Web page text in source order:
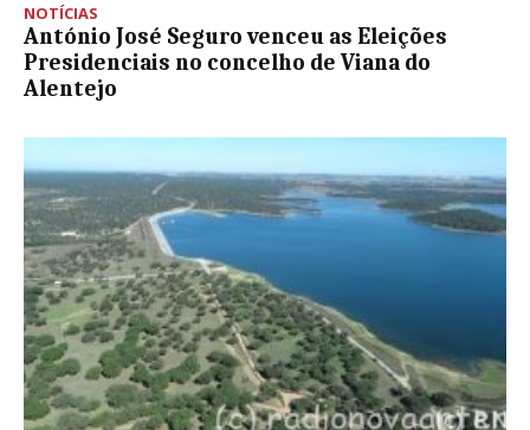
NOTÍCIAS
António José Seguro venceu as Eleições
Presidenciais no concelho de Viana do
Alentejo